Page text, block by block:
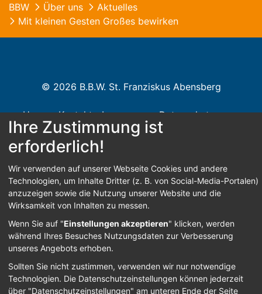
BBW Über uns
Aktuelles
Mit kleinen Gesten Großes bewirken
© 2026 B.B.W. St. Franziskus Abensberg
Home Kontakt Impressum
Datenschutz
Barrierefreiheit
Anmelden
Ihre Zustimmung ist
erforderlich!
Wir verwenden auf unserer Webseite Cookies und andere
Technologien, um Inhalte Dritter (z. B. von Social-Media-Portalen)
anzuzeigen sowie die Nutzung unserer Website und die
Wirksamkeit von Inhalten zu messen.
Wenn Sie auf "Einstellungen akzeptieren" klicken, werden
während Ihres Besuches Nutzungsdaten zur Verbesserung
unseres Angebots erhoben.
Sollten Sie nicht zustimmen, verwenden wir nur notwendige
Technologien. Die Datenschutzeinstellungen können jederzeit
über "Datenschutzeinstellungen" am unteren Ende der Seite